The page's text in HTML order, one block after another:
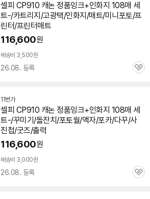
셀피 CP910 캐논 정품잉크+인화지 108매 세
트-/카트리지/고광택/인화지/매트/미니포토/프
린터/프린터매트
116,600원
배송비 3,500원
26.08. 등록
관
11번가
셀피 CP910 캐논 정품잉크+인화지 108매 세
트-/꾸미기/돌잔치/포토월/액자/포카/다꾸/사
진첩/굿즈/출력
116,600원
배송비 3,000원
26.08. 등록
관